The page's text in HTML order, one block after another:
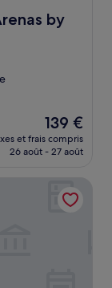
by
Le
nouveau
prix
de
139 €
139 €
et frais compris
26 août - 27 août